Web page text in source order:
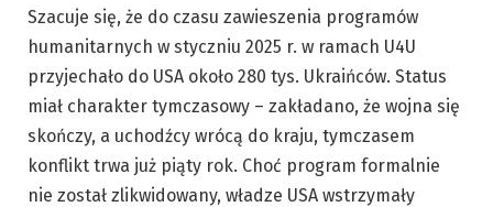
Szacuje się, że do czasu zawieszenia programów
humanitarnych w styczniu 2025 r. w ramach U4U
przyjechało do USA około 280 tys. Ukraińców. Status
miał charakter tymczasowy – zakładano, że wojna się
skończy, a uchodźcy wrócą do kraju, tymczasem
konflikt trwa już piąty rok. Choć program formalnie
nie został zlikwidowany, władze USA wstrzymały